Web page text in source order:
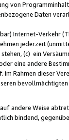
von
Daten
Internet-Verkehr
jederzeit
(c) ein
eine andere
Rahmen dieser
andere Weise
bindend,